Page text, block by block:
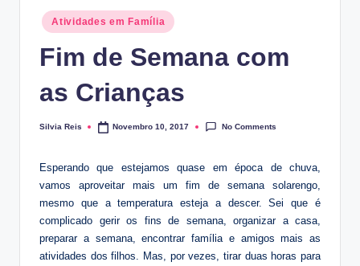
Posted
in
Atividades em Família
Fim de Semana com
as Crianças
Posted
Silvia Reis Novembro 10, 2017 No Comments
Esperando que estejamos quase em época de chuva,
vamos aproveitar mais um fim de semana solarengo,
mesmo que a temperatura esteja a descer. Sei que é
complicado gerir os fins de semana, organizar a casa,
preparar a semana, encontrar família e amigos mais as
atividades dos filhos. Mas, por vezes, tirar duas horas para